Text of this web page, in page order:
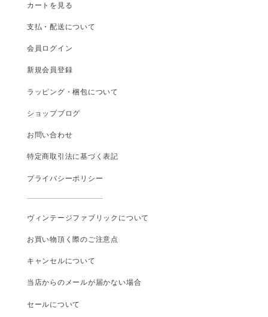
カートを見る
支払 ・配送について
会員ログイン
新規会員登録
ラッピング・梱包について
ショップブログ
お問い合わせ
特定商取引法に基づく表記
プライバシーポリシー
ヴィンテージファブリックについて
お買い物頂く際のご注意点
キャンセルについて
当店からのメールが届かない場合
セールについて